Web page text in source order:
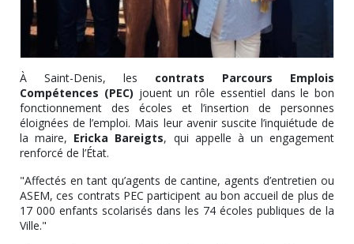
À Saint-Denis, les contrats Parcours Emplois
Compétences (PEC) jouent un rôle essentiel dans le bon
fonctionnement des écoles et l’insertion de personnes
éloignées de l’emploi. Mais leur avenir suscite l’inquiétude de
la maire, Ericka Bareigts, qui appelle à un engagement
renforcé de l’État.
"Affectés en tant qu’agents de cantine, agents d’entretien ou
ASEM, ces contrats PEC participent au bon accueil de plus de
17 000 enfants scolarisés dans les 74 écoles publiques de la
Ville."